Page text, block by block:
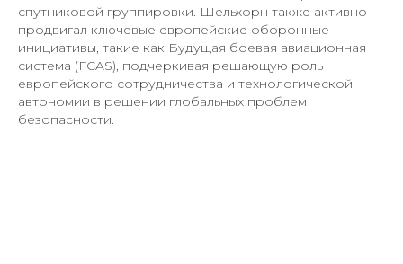
спутниковой группировки. Шельхорн также активно
продвигал ключевые европейские оборонные
инициативы, такие как Будущая боевая авиационная
система (FCAS), подчеркивая решающую роль
европейского сотрудничества и технологической
автономии в решении глобальных проблем
безопасности.